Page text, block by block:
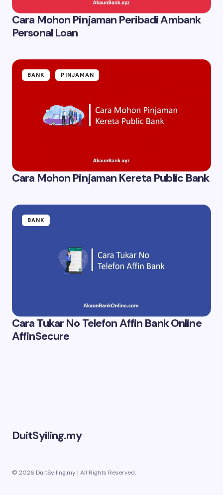
Cara Mohon Pinjaman Peribadi Ambank
Personal Loan
BANK PINJAMAN
Cara Mohon Pinjaman Kereta Public Bank
BANK
Cara Tukar No Telefon Affin Bank Online
AffinSecure
DuitSyiling.my
© 2026 DuitSyiling.my | All Rights Reserved.